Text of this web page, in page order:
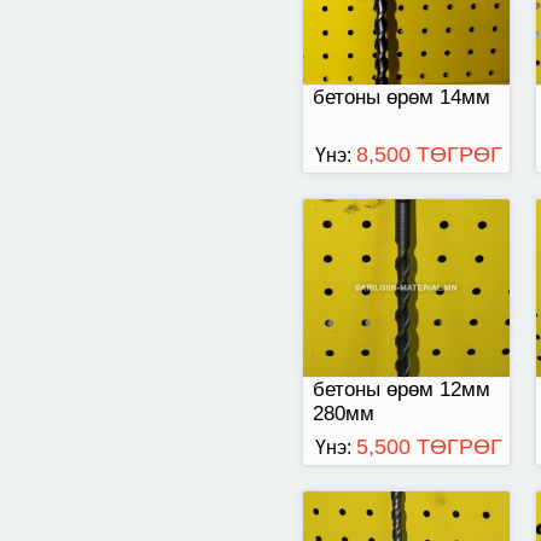
бетоны өрөм 14мм
Үнэ: 8,500 ТӨГРӨГ
бетоны өрөм 12мм
280мм
Үнэ: 5,500 ТӨГРӨГ
кен оролттой